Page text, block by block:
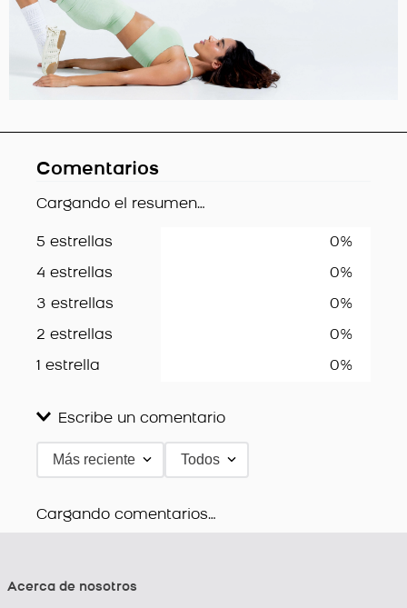
Comentarios
Cargando el resumen…
5 estrellas 0%
4 estrellas 0%
3 estrellas 0%
2 estrellas 0%
1 estrella 0%
Escribe un comentario
Agregar comentario
Título
Califica el producto de 1 a 5 estrellas
Más reciente Todos
Cargando comentarios…
Acerca de nosotros